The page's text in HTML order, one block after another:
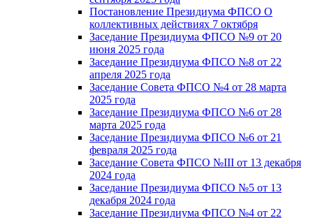
Постановление Президиума ФПСО О
коллективных действиях 7 октября
Заседание Президиума ФПСО №9 от 20
июня 2025 года
Заседание Президиума ФПСО №8 от 22
апреля 2025 года
Заседание Совета ФПСО №4 от 28 марта
2025 года
Заседание Президиума ФПСО №6 от 28
марта 2025 года
Заседание Президиума ФПСО №6 от 21
февраля 2025 года
Заседание Совета ФПСО №III от 13 декабря
2024 года
Заседание Президиума ФПСО №5 от 13
декабря 2024 года
Заседание Президиума ФПСО №4 от 22